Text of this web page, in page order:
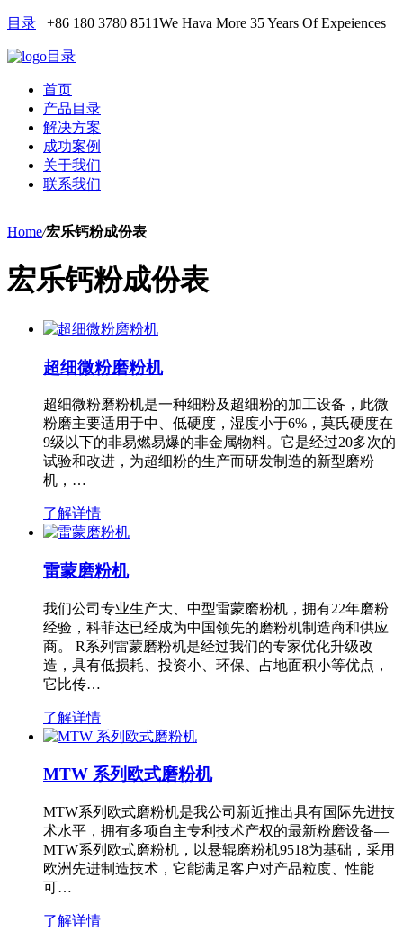
目录 +86 180 3780 8511We Hava More 35 Years Of Expeiences
目录
首页
产品目录
解决方案
成功案例
关于我们
联系我们
Home/宏乐钙粉成份表
宏乐钙粉成份表
超细微粉磨粉机
超细微粉磨粉机是一种细粉及超细粉的加工设备，此微
粉磨主要适用于中、低硬度，湿度小于6%，莫氏硬度在
9级以下的非易燃易爆的非金属物料。它是经过20多次的
试验和改进，为超细粉的生产而研发制造的新型磨粉
机，…
了解详情
雷蒙磨粉机
我们公司专业生产大、中型雷蒙磨粉机，拥有22年磨粉
经验，科菲达已经成为中国领先的磨粉机制造商和供应
商。 R系列雷蒙磨粉机是经过我们的专家优化升级改
造，具有低损耗、投资小、环保、占地面积小等优点，
它比传…
了解详情
MTW 系列欧式磨粉机
MTW系列欧式磨粉机是我公司新近推出具有国际先进技
术水平，拥有多项自主专利技术产权的最新粉磨设备—
MTW系列欧式磨粉机，以悬辊磨粉机9518为基础，采用
欧洲先进制造技术，它能满足客户对产品粒度、性能
可…
了解详情